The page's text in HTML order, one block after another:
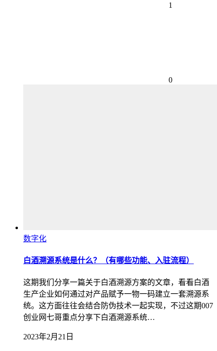
1
0
数字化
白酒溯源系统是什么？（有哪些功能、入驻流程）
这期我们分享一篇关于白酒溯源方案的文章，看看白酒
生产企业如何通过对产品赋予一物一码建立一套溯源系
统。这方面往往会结合防伪技术一起实现，不过这期007
创业网七哥重点分享下白酒溯源系统…
2023年2月21日